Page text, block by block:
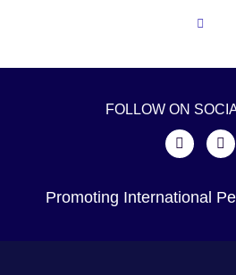
FOLLOW ON
Promoting International